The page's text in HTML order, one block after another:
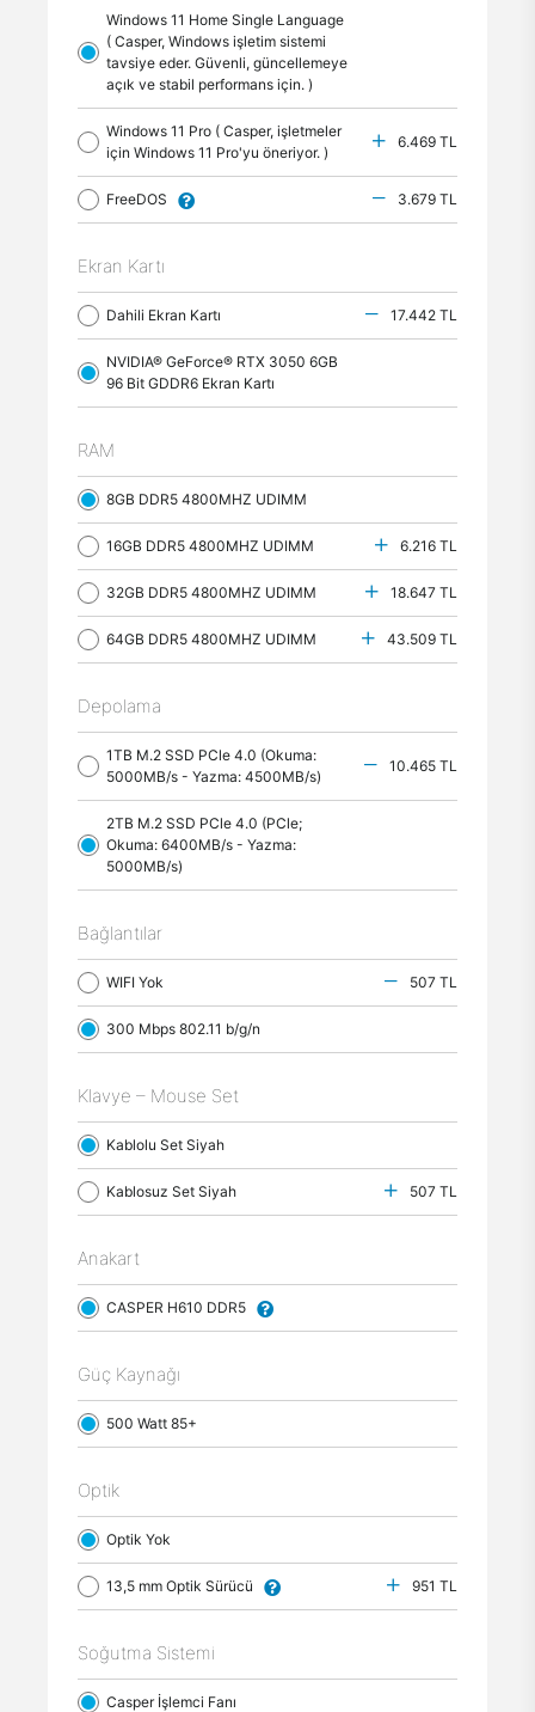
Windows 11 Home Single Language
( Casper, Windows işletim sistemi
tavsiye eder. Güvenli, güncellemeye
açık ve stabil performans için. )
Windows 11 Pro ( Casper, işletmeler
için Windows 11 Pro'yu öneriyor. )
6.469 TL
FreeDOS 3.679 TL
Ekran Kartı
Dahili Ekran Kartı 17.442 TL
NVIDIA® GeForce® RTX 3050 6GB
96 Bit GDDR6 Ekran Kartı
RAM
8GB DDR5 4800MHZ UDIMM
16GB DDR5 4800MHZ UDIMM 6.216 TL
32GB DDR5 4800MHZ UDIMM 18.647 TL
64GB DDR5 4800MHZ UDIMM 43.509 TL
Depolama
1TB M.2 SSD PCle 4.0 (Okuma:
5000MB/s - Yazma: 4500MB/s)
10.465 TL
2TB M.2 SSD PCle 4.0 (PCle;
Okuma: 6400MB/s - Yazma:
5000MB/s)
Bağlantılar
WIFI Yok 507 TL
300 Mbps 802.11 b/g/n
Klavye – Mouse Set
Kablolu Set Siyah
Kablosuz Set Siyah 507 TL
Anakart
CASPER H610 DDR5
Güç Kaynağı
500 Watt 85+
Optik
Optik Yok
13,5 mm Optik Sürücü 951 TL
Soğutma Sistemi
Casper İşlemci Fanı